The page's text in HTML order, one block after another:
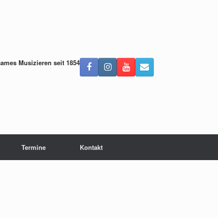
Musizieren seit 1854
Termine Kontakt